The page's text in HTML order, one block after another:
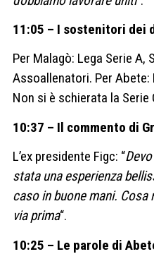
11:05 – I sostenitori dei
Per Malagò: Lega Serie A,
Assoallenatori. Per
Non si è schierata la Serie
10:37 – Il commento di
L’ex presidente Figc: “
stata una esperienza
caso in buone mani. Cosa
via prima“.
10:25 – Le parole di